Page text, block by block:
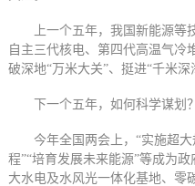
上一个五年，我国新能源等
自主三代核电、第四代高温气冷
破深地“万米大关”、挺进“千米深
下一个五年，如何科学谋划？
今年全国两会上，“实施超
程”“培育发展未来能源”等成为
大水电及水风光一体化基地、零